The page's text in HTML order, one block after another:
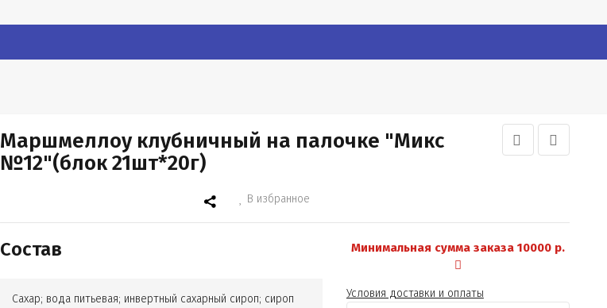
Маршмеллоу клубничный на палочке "Микс
№12"(блок 21шт*20г)
В избранное
Состав
Сахар; вода питьевая; инвертный сахарный сироп; сироп
Минимальная сумма заказа 10000 р.
Условия доставки и оплаты